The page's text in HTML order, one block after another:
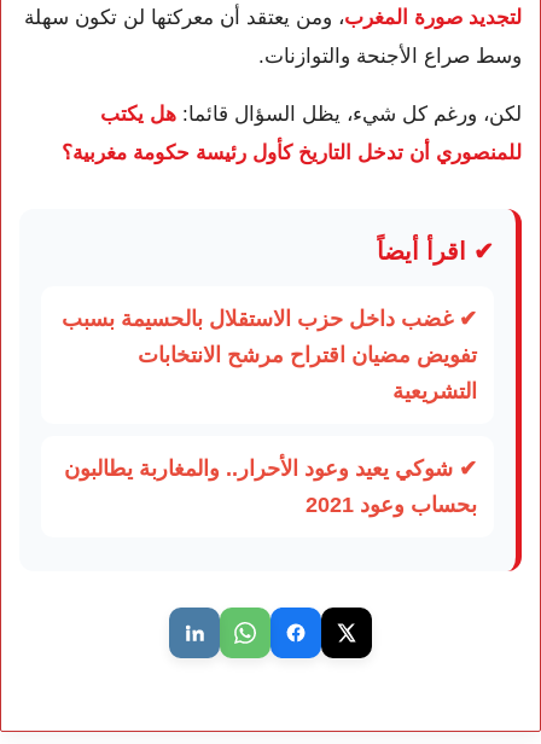
لتجديد صورة المغرب، ومن يعتقد أن معركتها لن تكون سهلة
وسط صراع الأجنحة والتوازنات.
لكن، ورغم كل شيء، يظل السؤال قائما: هل يكتب
للمنصوري أن تدخل التاريخ كأول رئيسة حكومة مغربية؟
✔ اقرأ أيضاً
✔ غضب داخل حزب الاستقلال بالحسيمة بسبب
تفويض مضيان اقتراح مرشح الانتخابات
التشريعية
✔ شوكي يعيد وعود الأحرار.. والمغاربة يطالبون
بحساب وعود 2021